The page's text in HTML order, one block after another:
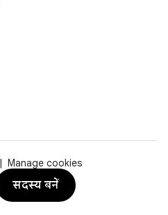
Manage cookies
सदस्य बनें